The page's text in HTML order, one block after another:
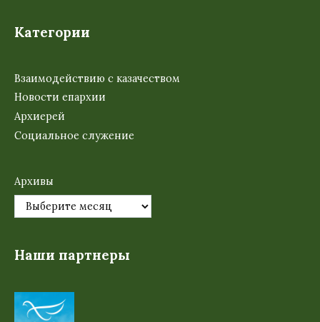
Категории
Взаимодействию с казачеством
Новости епархии
Архиерей
Социальное служение
Архивы
Наши партнеры